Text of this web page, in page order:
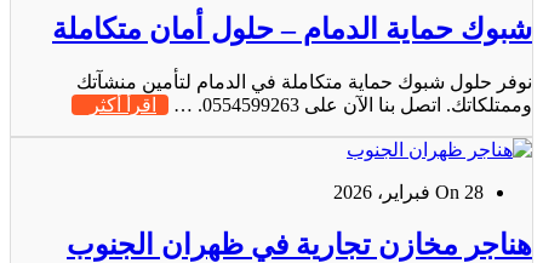
شبوك حماية الدمام – حلول أمان متكاملة
نوفر حلول شبوك حماية متكاملة في الدمام لتأمين منشآتك
وممتلكاتك. اتصل بنا الآن على 0554599263. …
اقرأ أكثر
On 28 فبراير، 2026
هناجر مخازن تجارية في ظهران الجنوب